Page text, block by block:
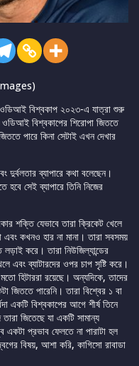
ওডিআই বিশ্বকাপ ২০২৩-এ যাত্রা শুরু
বিশ্বকাপের শিরোপা জিততে
পারে কিনা সেটাই এখন দেখার
দুর্বলতার ব্যাপারে কথা বলেছেন।
সেই ব্যাপারে তিনি নিজের
শক্তি যেভাবে তারা ক্রিকেট খেলে
এবং কখনও হার না মানা। তারা সবসময়
করে। তারা নিউজিল্যান্ডের
এবং ব্যাটারদের ওপর চাপ সৃষ্টি করে।
হিটাররা রয়েছে। অন্যদিকে, তাদের
জিততে পারেনি। তারা বিশ্বের ১ বা
একটি বিশ্বকাপের আগে শীর্ষ তিনে
জিতেছে যা একটি সামান্য
প্রভাব ফেলতে না পারাটা হল
বিষয়, আশা করি, কাগিসো রাবাডা